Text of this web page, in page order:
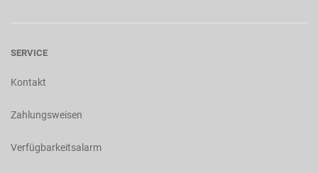
SERVICE
Kontakt
Zahlungsweisen
Verfügbarkeitsalarm